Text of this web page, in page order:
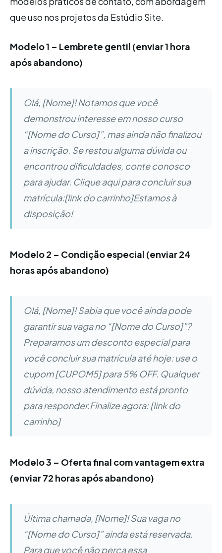
que uso nos projetos da Estúdio Site.
Modelo 1 – Lembrete gentil (enviar 1 hora
após abandono)
Olá, [Nome]! Notamos que você
demonstrou interesse em nosso curso
“[Nome do Curso]”, mas ainda não finalizou
a inscrição. Se restou alguma dúvida ou
encontrou dificuldades, conte conosco
para ajudar. Clique aqui para concluir sua
matrícula:[link do carrinho]Estamos à
disposição!
Modelo 2 – Condição especial (enviar 24
horas após abandono)
Olá, [Nome]! Sabia que você ainda pode
garantir sua vaga no “[Nome do Curso]”?
Preparamos um desconto especial para
você concluir sua matrícula até hoje: use o
cupom [CUPOM5] para 5% OFF. Qualquer
dúvida, nosso atendimento está pronto
para responder.Finalize agora: [link do
carrinho]
Modelo 3 – Oferta final com vantagem extra
(enviar 72 horas após abandono)
Última chamada, [Nome]! Sua vaga no
“[Nome do Curso]” ainda está reservada.
Para que você não perca essa